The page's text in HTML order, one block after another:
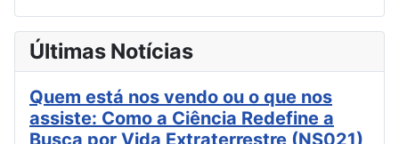
Últimas Notícias
Quem está nos vendo ou o que nos
assiste: Como a Ciência Redefine a
Busca por Vida Extraterrestre (NS021)